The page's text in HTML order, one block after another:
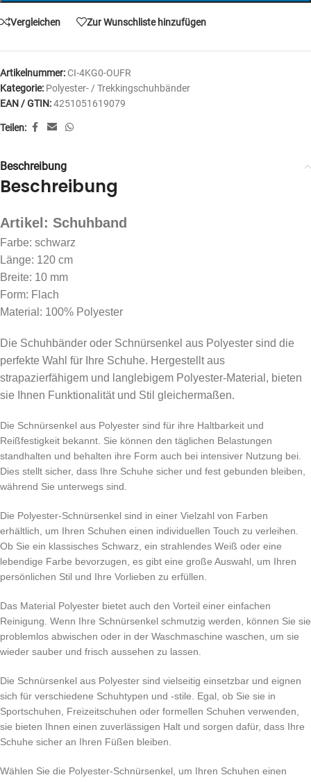
Vergleichen Zur Wunschliste hinzufügen
Artikelnummer:CI-4KG0-OUFR
Kategorie: Polyester- / Trekkingschuhbänder
EAN / GTIN:4251051619079
Teilen:
Beschreibung
Beschreibung
Artikel: Schuhband
Farbe: schwarz
Länge: 120 cm
Breite: 10 mm
Form: Flach
Material: 100% Polyester
Die Schuhbänder oder Schnürsenkel aus Polyester sind die
perfekte Wahl für Ihre Schuhe. Hergestellt aus
strapazierfähigem und langlebigem Polyester-Material, bieten
sie Ihnen Funktionalität und Stil gleichermaßen.
Die Schnürsenkel aus Polyester sind für ihre Haltbarkeit und
Reißfestigkeit bekannt. Sie können den täglichen Belastungen
standhalten und behalten ihre Form auch bei intensiver Nutzung bei.
Dies stellt sicher, dass Ihre Schuhe sicher und fest gebunden bleiben,
während Sie unterwegs sind.
Die Polyester-Schnürsenkel sind in einer Vielzahl von Farben
erhältlich, um Ihren Schuhen einen individuellen Touch zu verleihen.
Ob Sie ein klassisches Schwarz, ein strahlendes Weiß oder eine
lebendige Farbe bevorzugen, es gibt eine große Auswahl, um Ihren
persönlichen Stil und Ihre Vorlieben zu erfüllen.
Das Material Polyester bietet auch den Vorteil einer einfachen
Reinigung. Wenn Ihre Schnürsenkel schmutzig werden, können Sie sie
problemlos abwischen oder in der Waschmaschine waschen, um sie
wieder sauber und frisch aussehen zu lassen.
Die Schnürsenkel aus Polyester sind vielseitig einsetzbar und eignen
sich für verschiedene Schuhtypen und -stile. Egal, ob Sie sie in
Sportschuhen, Freizeitschuhen oder formellen Schuhen verwenden,
sie bieten Ihnen einen zuverlässigen Halt und sorgen dafür, dass Ihre
Schuhe sicher an Ihren Füßen bleiben.
Wählen Sie die Polyester-Schnürsenkel, um Ihren Schuhen einen